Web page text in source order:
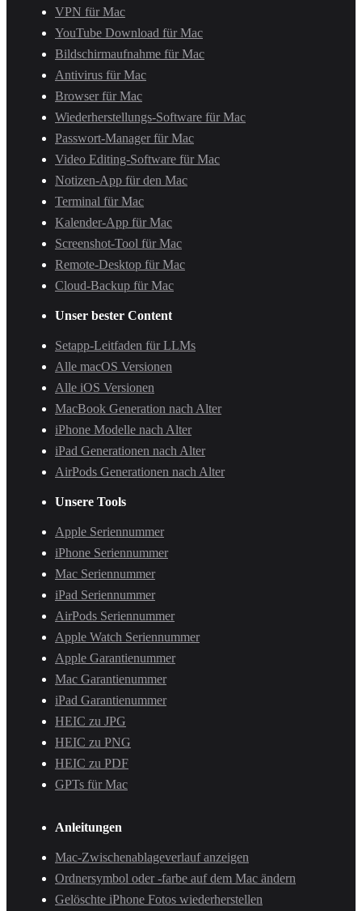
VPN für Mac
YouTube Download für Mac
Bildschirmaufnahme für Mac
Antivirus für Mac
Browser für Mac
Wiederherstellungs-Software für Mac
Passwort-Manager für Mac
Video Editing-Software für Mac
Notizen-App für den Mac
Terminal für Mac
Kalender-App für Mac
Screenshot-Tool für Mac
Remote-Desktop für Mac
Cloud-Backup für Mac
Unser bester Content
Setapp-Leitfaden für LLMs
Alle macOS Versionen
Alle iOS Versionen
MacBook Generation nach Alter
iPhone Modelle nach Alter
iPad Generationen nach Alter
AirPods Generationen nach Alter
Unsere Tools
Apple Seriennummer
iPhone Seriennummer
Mac Seriennummer
iPad Seriennummer
AirPods Seriennummer
Apple Watch Seriennummer
Apple Garantienummer
Mac Garantienummer
iPad Garantienummer
HEIC zu JPG
HEIC zu PNG
HEIC zu PDF
GPTs für Mac
Anleitungen
Mac-Zwischenablageverlauf anzeigen
Ordnersymbol oder -farbe auf dem Mac ändern
Gelöschte iPhone Fotos wiederherstellen